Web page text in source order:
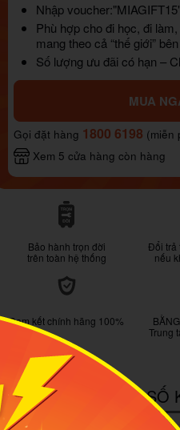
Nhập
Phù hợp cho đi học, đi
mang theo cả “thế giới”
Số lượng ưu đãi có hạn –
MUA
Gọi đặt hàng 1800 6198 (miễn
Xem 5 cửa hàng còn hàng
Bảo hành trọn đời
trên toàn hệ thống
Đổi trả
nếu
Cam kết chính hãng 100%
Trung
THÔNG SỐ